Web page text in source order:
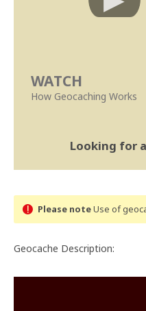
WATCH
How Geocaching Works
Looking for
Please noteUse of
Geocache Description: